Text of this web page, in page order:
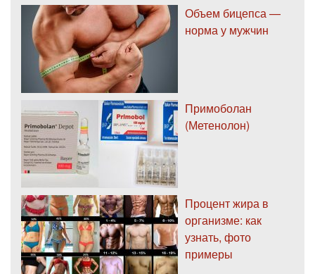
Объем бицепса —
норма у мужчин
Примоболан
(Метенолон)
Процент жира в
организме: как
узнать, фото
примеры